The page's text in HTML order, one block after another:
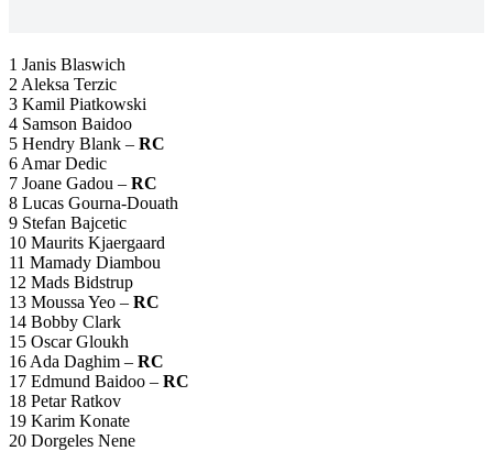
1 Janis Blaswich
2 Aleksa Terzic
3 Kamil Piatkowski
4 Samson Baidoo
5 Hendry Blank – RC
6 Amar Dedic
7 Joane Gadou – RC
8 Lucas Gourna-Douath
9 Stefan Bajcetic
10 Maurits Kjaergaard
11 Mamady Diambou
12 Mads Bidstrup
13 Moussa Yeo – RC
14 Bobby Clark
15 Oscar Gloukh
16 Ada Daghim – RC
17 Edmund Baidoo – RC
18 Petar Ratkov
19 Karim Konate
20 Dorgeles Nene